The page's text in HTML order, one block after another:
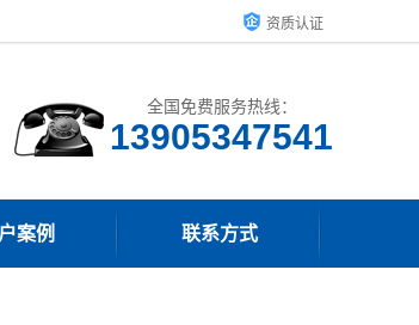
资质认证
全国免费服务热线：
13905347541
案例 联系方式